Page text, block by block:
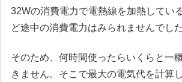
32Wの消費電力で電熱線を加熱してい
ど途中の消費電力はみられませんでした
そのため、何時間使ったらいくらと一
きません。そこで最大の電気代を計算